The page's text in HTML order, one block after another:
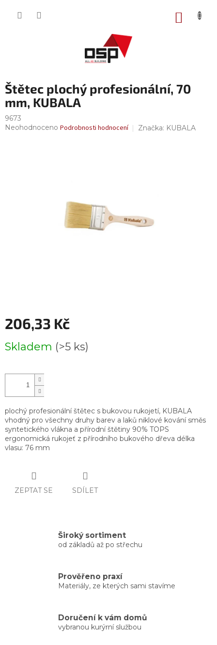
Štětec plochý profesionální, 70
mm, KUBALA
9673
Průměrné
Neohodnoceno Podrobnosti hodnocení Značka: KUBALA
206,33 Kč
cena:
Skladem (>5 ks)
plochý profesionální štětec s bukovou rukojetí, KUBALA
vhodný pro všechny druhy barev a laků niklové kování směs
syntetického vlákna a přírodní štětiny 90% TOPS
ergonomická rukojeť z přírodního bukového dřeva délka
vlasu: 76 mm
ZEPTAT SE SDÍLET
Široký sortiment
od základů až po střechu
Prověřeno praxí
Materiály, ze kterých sami stavíme
Doručení k vám domů
vybranou kurýrní službou